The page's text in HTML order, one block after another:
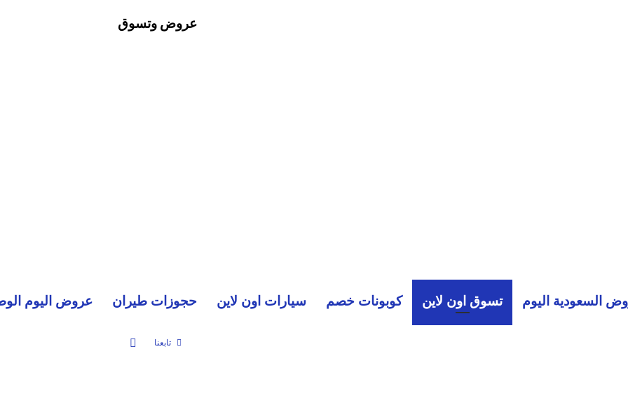
عروض وتسوق
السعودية اليوم تسوق اون لاين كوبونات خصم سيارات اون لاين حجوزات طيران عروض اليوم
تابعنا